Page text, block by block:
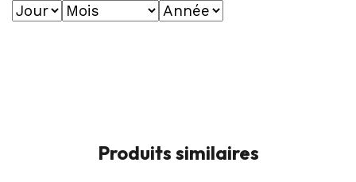
Produits similaires